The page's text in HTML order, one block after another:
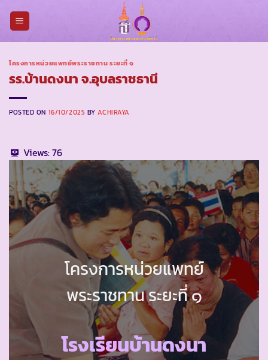
โครงการหน่วยแพทย์พระราชทาน ระยะที่ ๑
รร.บ้านดงนา จ.อุบลราชธานี
POSTED ON 16/10/2025 BYACHIRAYA
Views:76
โครงการหน่วยแพทย์
พระราชทาน ระยะที่ ๑
โรงเรียนบ้านดงนา